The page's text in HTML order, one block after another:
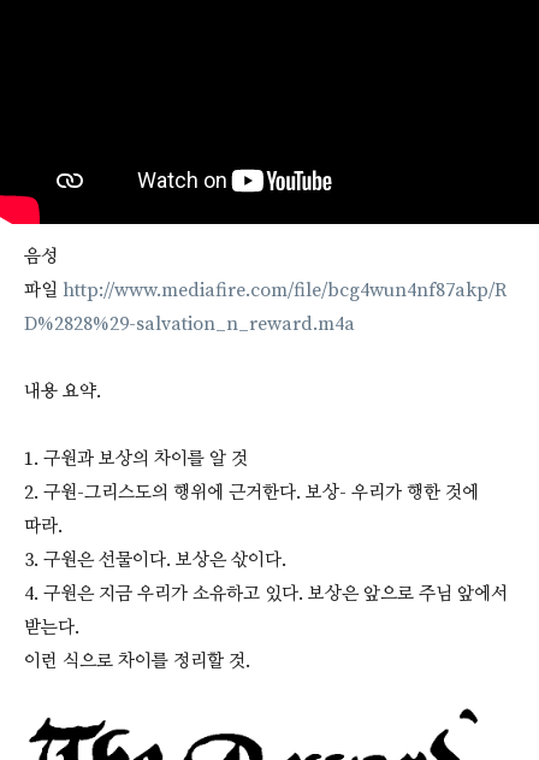
음성
파일 http://www.mediafire.com/file/bcg4wun4nf87akp/R
D%2828%29-salvation_n_reward.m4a
내용 요약.
1. 구원과 보상의 차이를 알 것
2. 구원-그리스도의 행위에 근거한다. 보상- 우리가 행한 것에
따라.
3. 구원은 선물이다. 보상은 삯이다.
4. 구원은 지금 우리가 소유하고 있다. 보상은 앞으로 주님 앞에서
받는다.
이런 식으로 차이를 정리할 것.